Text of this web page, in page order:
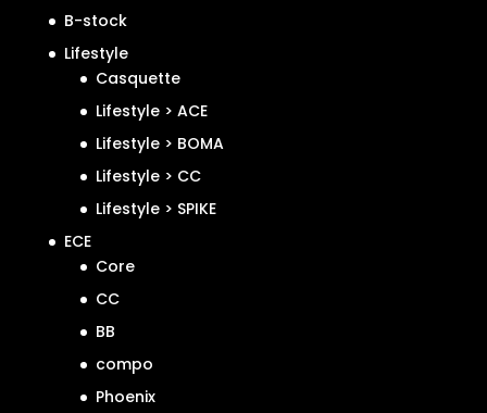
B-stock
Lifestyle
Casquette
Lifestyle > ACE
Lifestyle > BOMA
Lifestyle > CC
Lifestyle > SPIKE
ECE
Core
CC
BB
compo
Phoenix